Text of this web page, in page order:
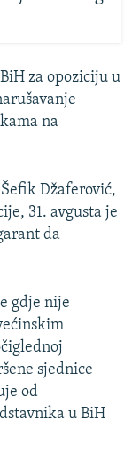
za opoziciju u
na
Džaferović,
31. avgusta je
da
gdje nije
sjednice
od
u BiH